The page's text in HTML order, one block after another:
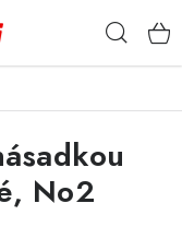
No2